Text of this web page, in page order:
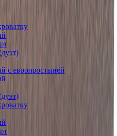
с европростыней